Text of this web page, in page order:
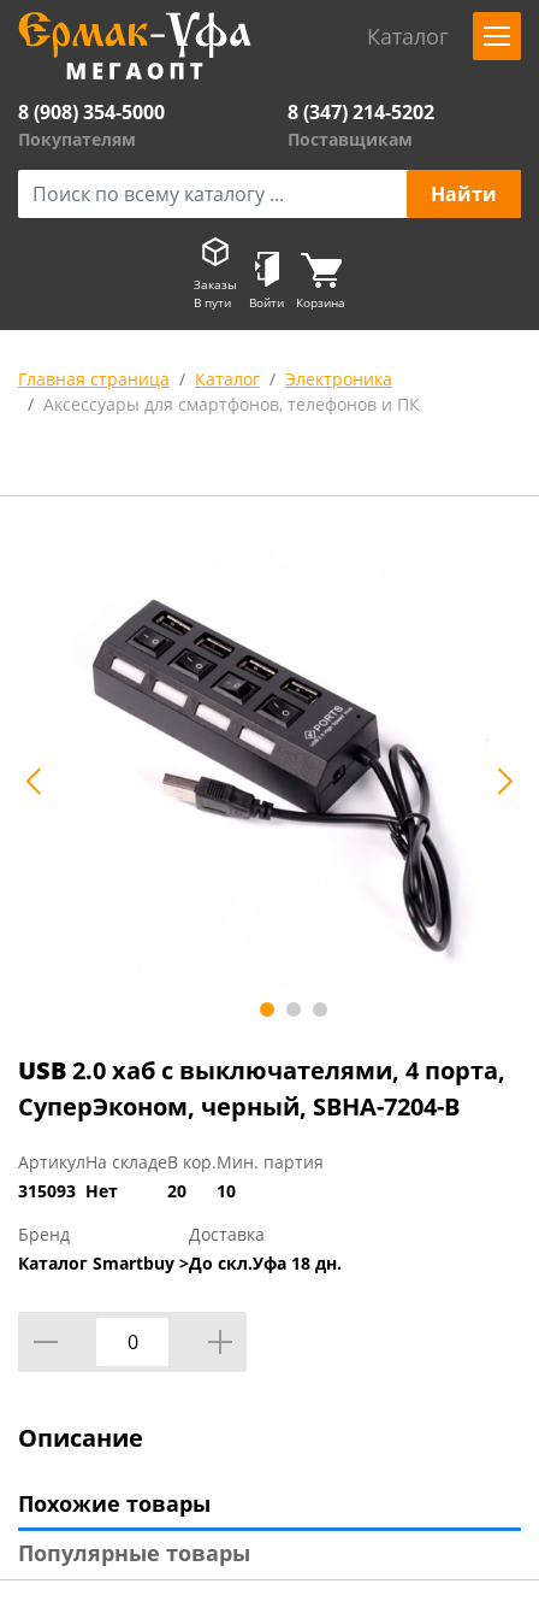
Каталог
8 (908) 354-5000
Покупателям
8 (347) 214-5202
Поставщикам
Заказы
В пути
Войти Корзина
Главная страница Каталог
Электроника
Аксессуары для смартфонов, телефонов и ПК
USB2.0 хаб с выключателями, 4 порта,
СуперЭконом, черный, SBHA-7204-B
Артикул
315093
На складе
Нет
В кор.
20
Мин. партия
10
Бренд
Каталог Smartbuy >
Доставка
До скл.Уфа 18 дн.
Описание
Похожие товары
Популярные товары